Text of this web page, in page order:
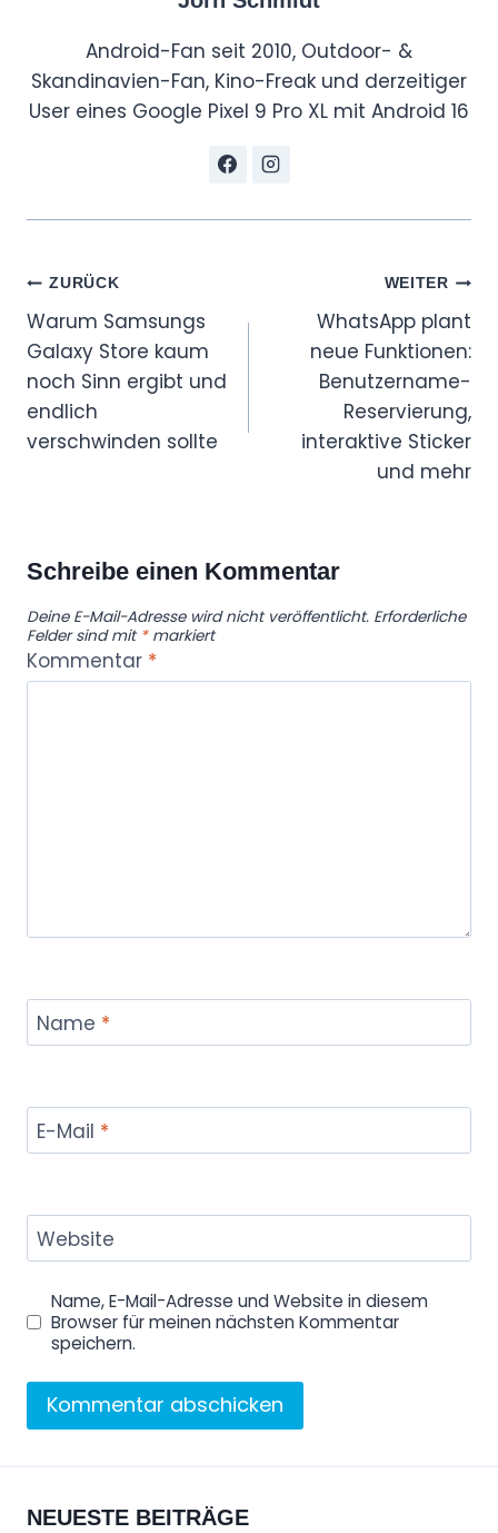
Android-Fan seit 2010, Outdoor- &
Skandinavien-Fan, Kino-Freak und derzeitiger
User eines Google Pixel 9 Pro XL mit Android 16
Beitragsnavigation
ZURÜCK
Warum Samsungs
Galaxy Store kaum
noch Sinn ergibt und
endlich
verschwinden sollte
WEITER
WhatsApp plant
neue Funktionen:
Benutzername-
Reservierung,
interaktive Sticker
und mehr
Schreibe einen Kommentar
Deine E-Mail-Adresse wird nicht veröffentlicht. Erforderliche
Felder sind mit *markiert
Kommentar *
Name *
E-Mail *
Website
Name, E-Mail-Adresse und Website in diesem
Browser für meinen nächsten Kommentar
speichern.
NEUESTE BEITRÄGE